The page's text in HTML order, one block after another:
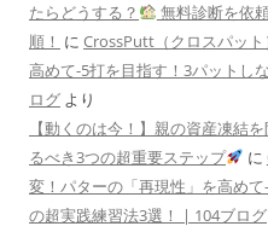
たらどうする？
無料診断を依
順！ に CrossPutt（クロスパッ
高めて-5打を目指す！3パットし
ログ より
【動くのは今！】親の資産凍結
るべき3つの超重要ステップ
に
変！パターの「再現性」を高め
の超実践練習法3選！ | 104ブログ